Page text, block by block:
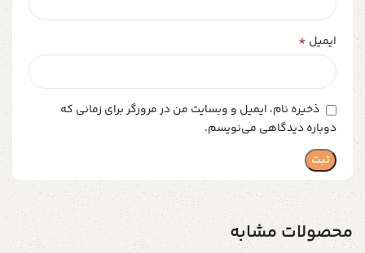
ایمیل *
ذخیره نام، ایمیل و وبسایت من در مرورگر برای زمانی که
دوباره دیدگاهی می‌نویسم.
محصولات مشابه